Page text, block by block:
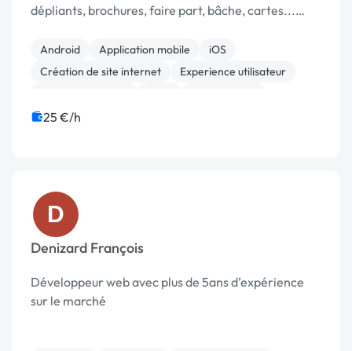
dépliants, brochures, faire part, bâche, cartes...
Android Application mobile
iOS
Création de site internet
Experience utilisateur
Motion design
25 €/h
D
Denizard François
Développeur web avec plus de 5ans d’expérience
sur le marché